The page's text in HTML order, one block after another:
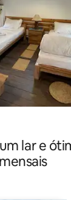
lar e
mensais